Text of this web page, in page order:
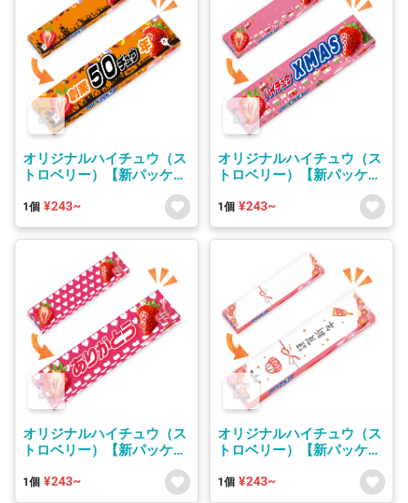
オリジナルハイチュウ（ス
トロベリー）【新パッケー
1個 ¥243~
オリジナルハイチュウ（ス
トロベリー）【新パッケー
1個 ¥243~
オリジナルハイチュウ（ス
トロベリー）【新パッケー
1個 ¥243~
オリジナルハイチュウ（ス
トロベリー）【新パッケー
1個 ¥243~